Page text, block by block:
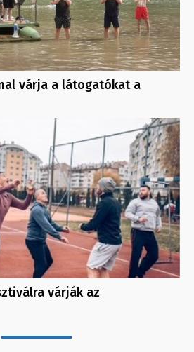
várja a látogatókat a
várják az